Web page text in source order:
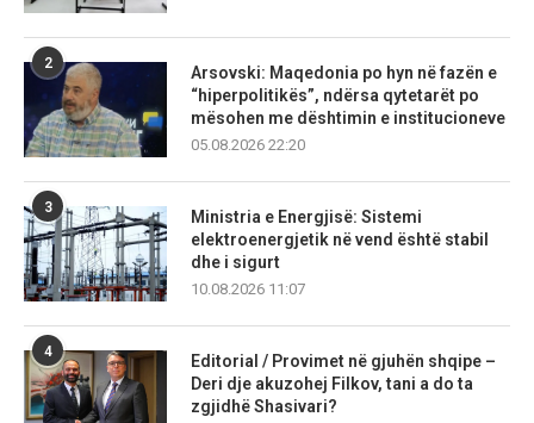
2
Arsovski: Maqedonia po hyn në fazën e
“hiperpolitikës”, ndërsa qytetarët po
mësohen me dështimin e institucioneve
05.08.2026 22:20
3
Ministria e Energjisë: Sistemi
elektroenergjetik në vend është stabil
dhe i sigurt
10.08.2026 11:07
4
Editorial / Provimet në gjuhën shqipe –
Deri dje akuzohej Filkov, tani a do ta
zgjidhë Shasivari?